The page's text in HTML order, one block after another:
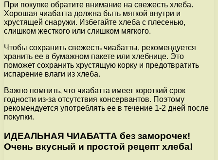
При покупке обратите внимание на свежесть хлеба.
Хорошая чиабатта должна быть мягкой внутри и
хрустящей снаружи. Избегайте хлеба с плесенью,
слишком жесткого или слишком мягкого.
Чтобы сохранить свежесть чиабатты, рекомендуется
хранить ее в бумажном пакете или хлебнице. Это
поможет сохранить хрустящую корку и предотвратить
испарение влаги из хлеба.
Важно помнить, что чиабатта имеет короткий срок
годности из-за отсутствия консервантов. Поэтому
рекомендуется употреблять ее в течение 1-2 дней после
покупки.
ИДЕАЛЬНАЯ ЧИАБАТТА без заморочек!
Очень вкусный и простой рецепт хлеба!